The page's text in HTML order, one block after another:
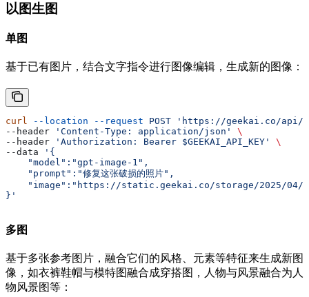
以图生图
单图
基于已有图片，结合文字指令进行图像编辑，生成新的图像：
curl --location --request POST 'https://geekai.co/api/
--header
'Content-Type: application/json'
\
--header
'Authorization: Bearer $GEEKAI_API_KEY'
\
--data
'{
    "model":"gpt-image-1",
    "prompt":"修复这张破损的照片",
"image":"https://static.geekai.co/storage/2025/04/
}'
多图
基于多张参考图片，融合它们的风格、元素等特征来生成新图
像，如衣裤鞋帽与模特图融合成穿搭图，人物与风景融合为人
物风景图等：